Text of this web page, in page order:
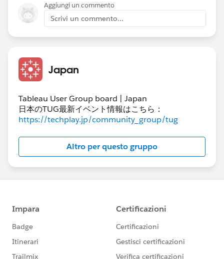
Aggiungi un commento
Scrivi un commento...
Japan
Tableau User Group board | Japan
日本のTUG最新イベント情報はこちら：
https://techplay.jp/community_group/tug
Altro per questo gruppo